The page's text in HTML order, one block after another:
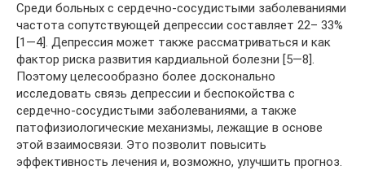
Среди больных с сердечно-сосудистыми заболеваниями
частота сопутствующей депрессии составляет 22– 33%
[1—4]. Депрессия может также рассматриваться и как
фактор риска развития кардиальной болезни [5—8].
Поэтому целесообразно более досконально
исследовать связь депрессии и беспокойства с
сердечно-сосудистыми заболеваниями, а также
патофизиологические механизмы, лежащие в основе
этой взаимосвязи. Это позволит повысить
эффективность лечения и, возможно, улучшить прогноз.